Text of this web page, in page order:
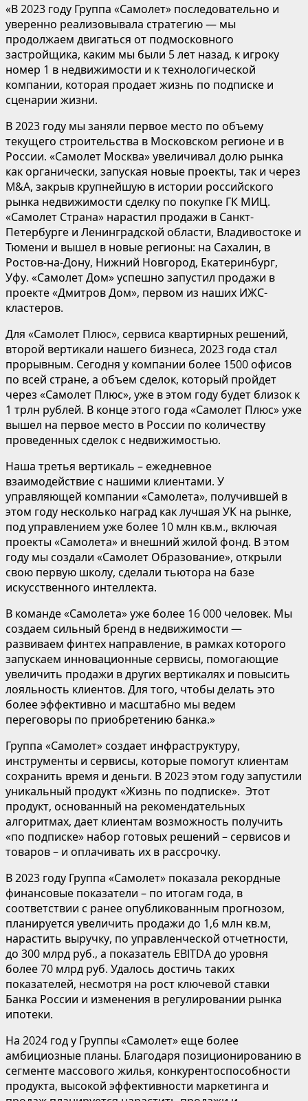
«В 2023 году Группа «Самолет» последовательно и
уверенно реализовывала стратегию — мы
продолжаем двигаться от подмосковного
застройщика, каким мы были 5 лет назад, к игроку
номер 1 в недвижимости и к технологической
компании, которая продает жизнь по подписке и
сценарии жизни.
В 2023 году мы заняли первое место по объему
текущего строительства в Московском регионе и в
России. «Cамолет Москва» увеличивал долю рынка
как органически, запуская новые проекты, так и через
M&A, закрыв крупнейшую в истории российского
рынка недвижимости сделку по покупке ГК МИЦ.
«Самолет Страна» нарастил продажи в Санкт-
Петербурге и Ленинградской области, Владивостоке и
Тюмени и вышел в новые регионы: на Сахалин, в
Ростов-на-Дону, Нижний Новгород, Екатеринбург,
Уфу. «Самолет Дом» успешно запустил продажи в
проекте «Дмитров Дом», первом из наших ИЖС-
кластеров.
Для «Самолет Плюс», сервиса квартирных решений,
второй вертикали нашего бизнеса, 2023 года стал
прорывным. Сегодня у компании более 1500 офисов
по всей стране, а объем сделок, который пройдет
через «Самолет Плюс», уже в этом году будет близок к
1 трлн рублей. В конце этого года «Самолет Плюс» уже
вышел на первое место в России по количеству
проведенных сделок с недвижимостью.
Наша третья вертикаль – ежедневное
взаимодействие с нашими клиентами. У
управляющей компании «Самолета», получившей в
этом году несколько наград как лучшая УК на рынке,
под управлением уже более 10 млн кв.м., включая
проекты «Самолета» и внешний жилой фонд. В этом
году мы создали «Самолет Образование», открыли
свою первую школу, сделали тьютора на базе
искусственного интеллекта.
В команде «Самолета» уже более 16 000 человек. Мы
создаем сильный бренд в недвижимости —
развиваем финтех направление, в рамках которого
запускаем инновационные сервисы, помогающие
увеличить продажи в других вертикалях и повысить
лояльность клиентов. Для того, чтобы делать это
более эффективно и масштабно мы ведем
переговоры по приобретению банка.»
Группа «Самолет» создает инфраструктуру,
инструменты и сервисы, которые помогут клиентам
сохранить время и деньги. В 2023 этом году запустили
уникальный продукт «Жизнь по подписке». Этот
продукт, основанный на рекомендательных
алгоритмах, дает клиентам возможность получить
«по подписке» набор готовых решений – сервисов и
товаров – и оплачивать их в рассрочку.
В 2023 году Группа «Самолет» показала рекордные
финансовые показатели – по итогам года, в
соответствии с ранее опубликованным прогнозом,
планируется увеличить продажи до 1,6 млн кв.м,
нарастить выручку, по управленческой отчетности,
до 300 млрд руб., а показатель EBITDA до уровня
более 70 млрд руб. Удалось достичь таких
показателей, несмотря на рост ключевой ставки
Банка России и изменения в регулировании рынка
ипотеки.
На 2024 год у Группы «Самолет» еще более
амбициозные планы. Благодаря позиционированию в
сегменте массового жилья, конкурентоспособности
продукта, высокой эффективности маркетинга и